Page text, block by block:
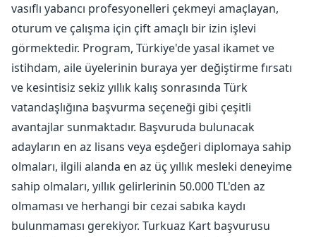
vasıflı yabancı profesyonelleri çekmeyi amaçlayan,
oturum ve çalışma için çift amaçlı bir izin işlevi
görmektedir. Program, Türkiye'de yasal ikamet ve
istihdam, aile üyelerinin buraya yer değiştirme fırsatı
ve kesintisiz sekiz yıllık kalış sonrasında Türk
vatandaşlığına başvurma seçeneği gibi çeşitli
avantajlar sunmaktadır. Başvuruda bulunacak
adayların en az lisans veya eşdeğeri diplomaya sahip
olmaları, ilgili alanda en az üç yıllık mesleki deneyime
sahip olmaları, yıllık gelirlerinin 50.000 TL'den az
olmaması ve herhangi bir cezai sabıka kaydı
bulunmaması gerekiyor. Turkuaz Kart başvurusu